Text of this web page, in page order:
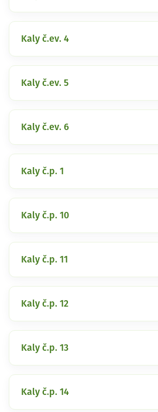
Kaly č.ev. 4
Kaly č.ev. 5
Kaly č.ev. 6
Kaly č.p. 1
Kaly č.p. 10
Kaly č.p. 11
Kaly č.p. 12
Kaly č.p. 13
Kaly č.p. 14